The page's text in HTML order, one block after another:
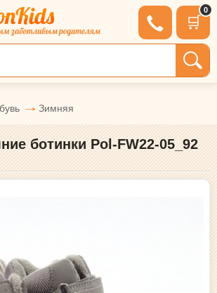
🛒
0
Зимняя
ботинки Pol-FW22-05_92